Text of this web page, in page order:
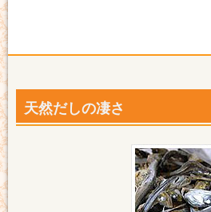
天然だしの凄さ